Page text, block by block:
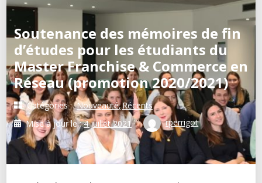
Soutenance des mémoires de fin
d’études pour les étudiants du
Master Franchise & Commerce en
Réseau (promotion 2020/2021)
Catégories : Nouveauté Récents
Mise à jour le :4 juillet 2021 rperrigot